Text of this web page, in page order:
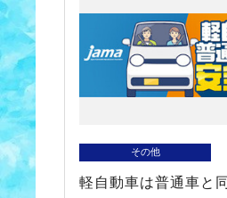
その他
軽自動車は普通車と